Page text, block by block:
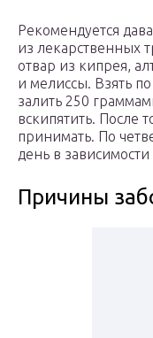
Рекомендуется
из лекарственных
отвар из кипрея,
и мелиссы. Взять
залить 250
вскипятить. После
принимать. По
день в зависимости
Причины